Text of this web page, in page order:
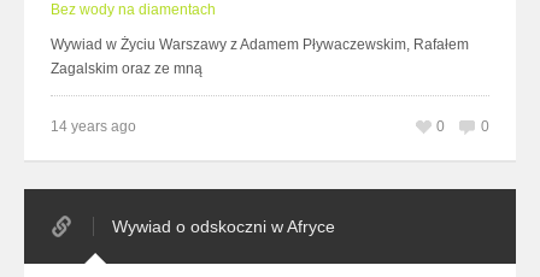
Bez wody na diamentach
Wywiad w Życiu Warszawy z Adamem Pływaczewskim, Rafałem
Zagalskim oraz ze mną
14 years ago 0
0
Wywiad o odskoczni w Afryce